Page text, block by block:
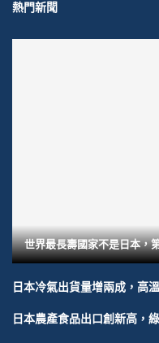
熱門新聞
世界最長壽國家不是日本，
日本冷氣出貨量增兩成，高
日本農產食品出口創新高，